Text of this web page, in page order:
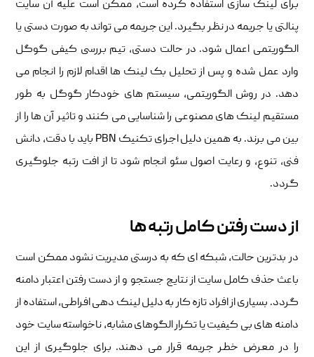
برای لینک سازی استفاده کرده است، ممکن است علیه آن سایت
پنالتی یا جریمه در نظر بگیرد. این جریمه می تواند به صورت دستی یا
الگوریتمی اعمال شود. در حالت دستی، تیم بررسی کیفی گوگل
وارد عمل شده و پس از تحلیل بک لینک ها اقدام لازم را انجام می
دهد. در روش الگوریتمی، سیستم های خودکار گوگل به طور
مستقیم لینک های مصنوعی را شناسایی می کنند و تاثیر آن ها را از
بین می برند. به همین دلیل اجرای تکنیک PBN باید با دقت، دانش
فنی، تنوع، و رعایت اصول سئو انجام شود تا از افت رتبه جلوگیری
گردد.
از دست رفتن کامل رتبه ها
در بدترین حالت، شبکه ای که به درستی مدیریت نشود ممکن است
باعث حذف کامل سایت از نتایج جستجو و از دست رفتن اعتبار دامنه
گردد. بسیاری از افراد تازه کار به دلیل لینک دهی افراطی، استفاده از
دامنه های بی کیفیت یا تکرار الگوهای مشابه، ناخواسته سایت خود
را در معرض خطر جریمه قرار می دهند. برای جلوگیری از این